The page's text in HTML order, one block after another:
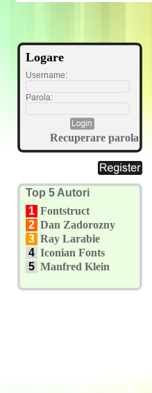
Logare
Username:
Parola:
Recuperare parola
Top 5 Autori
1 Fontstruct
2 Dan Zadorozny
3 Ray Larabie
4 Iconian Fonts
5 Manfred Klein